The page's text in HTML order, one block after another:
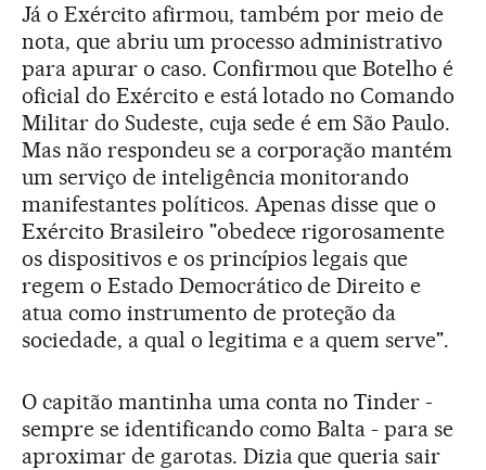
Já o Exército afirmou, também por meio de
nota, que abriu um processo administrativo
para apurar o caso. Confirmou que Botelho é
oficial do Exército e está lotado no Comando
Militar do Sudeste, cuja sede é em São Paulo.
Mas não respondeu se a corporação mantém
um serviço de inteligência monitorando
manifestantes políticos. Apenas disse que o
Exército Brasileiro "obedece rigorosamente
os dispositivos e os princípios legais que
regem o Estado Democrático de Direito e
atua como instrumento de proteção da
sociedade, a qual o legitima e a quem serve".
O capitão mantinha uma conta no Tinder -
sempre se identificando como Balta - para se
aproximar de garotas. Dizia que queria sair